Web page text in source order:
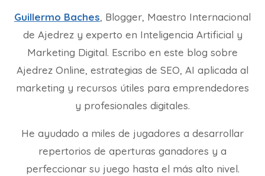
Guillermo Baches, Blogger, Maestro Internacional
de Ajedrez y experto en Inteligencia Artificial y
Marketing Digital. Escribo en este blog sobre
Ajedrez Online, estrategias de SEO, AI aplicada al
marketing y recursos útiles para emprendedores
y profesionales digitales.
He ayudado a miles de jugadores a desarrollar
repertorios de aperturas ganadores y a
perfeccionar su juego hasta el más alto nivel.